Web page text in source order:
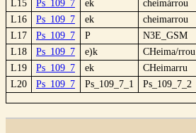
L15
Ps_109_7 ek cheimárrou
L16
Ps_109_7 ek cheimarrou
L17
Ps_109_7 P N3E_GSM
L18
Ps_109_7 e)k CHeima/rrou
L19
Ps_109_7 ek CHeimarru
L20
Ps_109_7 Ps_109_7_1 Ps_109_7_2